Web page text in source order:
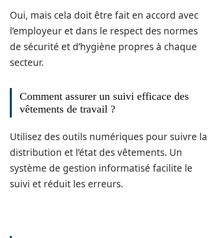
Oui, mais cela doit être fait en accord avec
l’employeur et dans le respect des normes
de sécurité et d’hygiène propres à chaque
secteur.
Comment assurer un suivi efficace des
vêtements de travail ?
Utilisez des outils numériques pour suivre la
distribution et l’état des vêtements. Un
système de gestion informatisé facilite le
suivi et réduit les erreurs.